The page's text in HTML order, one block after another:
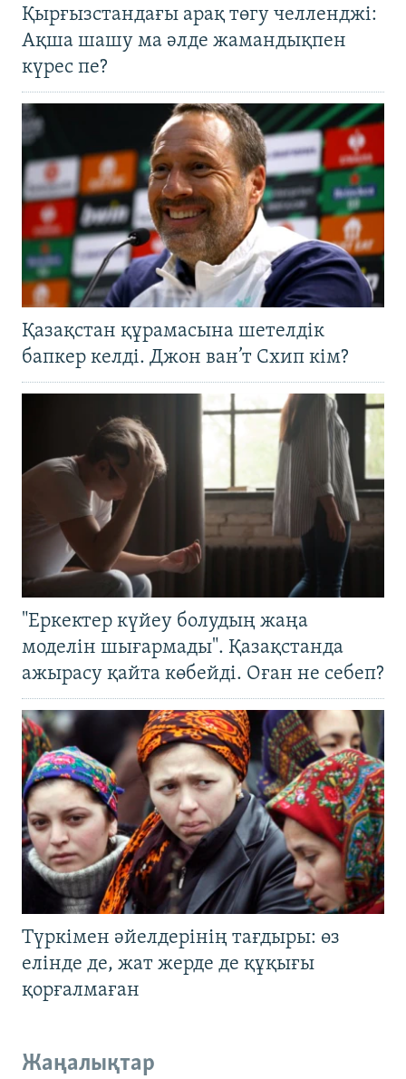
Қырғызстандағы арақ төгу челленджі:
Ақша шашу ма әлде жамандықпен
күрес пе?
Қазақстан құрамасына шетелдік
бапкер келді. Джон ван’т Схип кім?
"Еркектер күйеу болудың жаңа
моделін шығармады". Қазақстанда
ажырасу қайта көбейді. Оған не себеп?
Түркімен әйелдерінің тағдыры: өз
елінде де, жат жерде де құқығы
қорғалмаған
Жаңалықтар